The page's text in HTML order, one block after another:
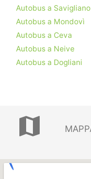
Autobus a Savigliano
Autobus a Mondovì
Autobus a Ceva
Autobus a Neive
Autobus a Dogliani
map